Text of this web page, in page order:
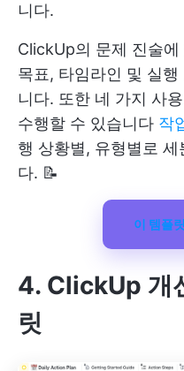
니다.
ClickUp의 문제 진술
목표, 타임라인 및 실
니다. 또한 네 가지 사
수행할 수 있습니다 작
행 상황별, 유형별로
다. 📝
이 템플
4. ClickUp 개
릿